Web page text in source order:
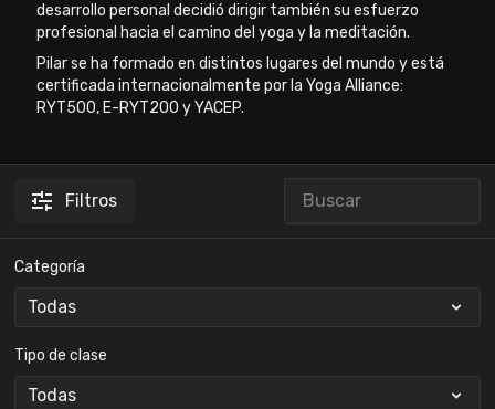
desarrollo personal decidió dirigir también su esfuerzo
profesional hacia el camino del yoga y la meditación.
Pilar se ha formado en distintos lugares del mundo y está
certificada internacionalmente por la Yoga Alliance:
RYT500, E-RYT200 y YACEP.
Filtros
Categoría
Tipo de clase